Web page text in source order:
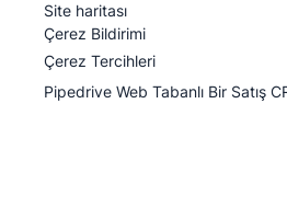
Site haritası
Çerez Bildirimi
Çerez Tercihleri
Pipedrive Web Tabanlı Bir Satış